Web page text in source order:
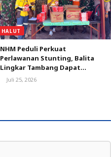
HALUT
NHM Peduli Perkuat
Perlawanan Stunting, Balita
Lingkar Tambang Dapat
Dukungan Nutrisi
Juli 25, 2026